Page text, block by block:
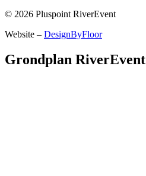
© 2026 Pluspoint RiverEvent
Website – DesignByFloor
Grondplan RiverEvent